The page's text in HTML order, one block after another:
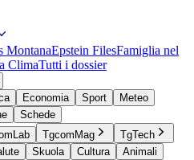
MontanaEpstein FilesFamiglia nel
ClimaTutti i dossier
Economia Sport
Meteo
Schede
TgcomMag
TgTech
Skuola Cultura
Animali